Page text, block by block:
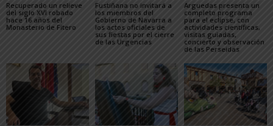
Recuperado un relieve
del siglo XVI robado
hace 16 años del
Monasterio de Fitero
Fustiñana no invitará a
los miembros del
Gobierno de Navarra a
los actos oficiales de
sus fiestas por el cierre
de las Urgencias
Arguedas presenta un
completo programa
para el eclipse, con
actividades científicas,
visitas guiadas,
concierto y observación
de las Perseidas